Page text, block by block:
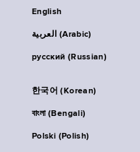
English
العربية (Arabic)
русский (Russian)
한국어 (Korean)
বাংলা (Bengali)
Polski (Polish)